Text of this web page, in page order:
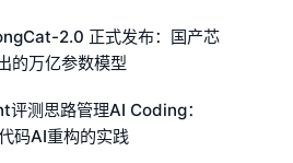
2.0 正式发布：国产芯
的万亿参数模型
评测思路管理AI Coding：
码AI重构的实践